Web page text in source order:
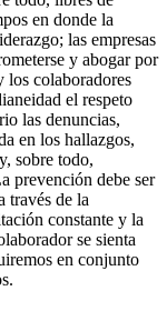
en donde la
las empresas
y abogar por
los colaboradores
el respeto
las denuncias,
en los hallazgos,
sobre todo,
prevención debe ser
través de la
constante y la
se sienta
en conjunto